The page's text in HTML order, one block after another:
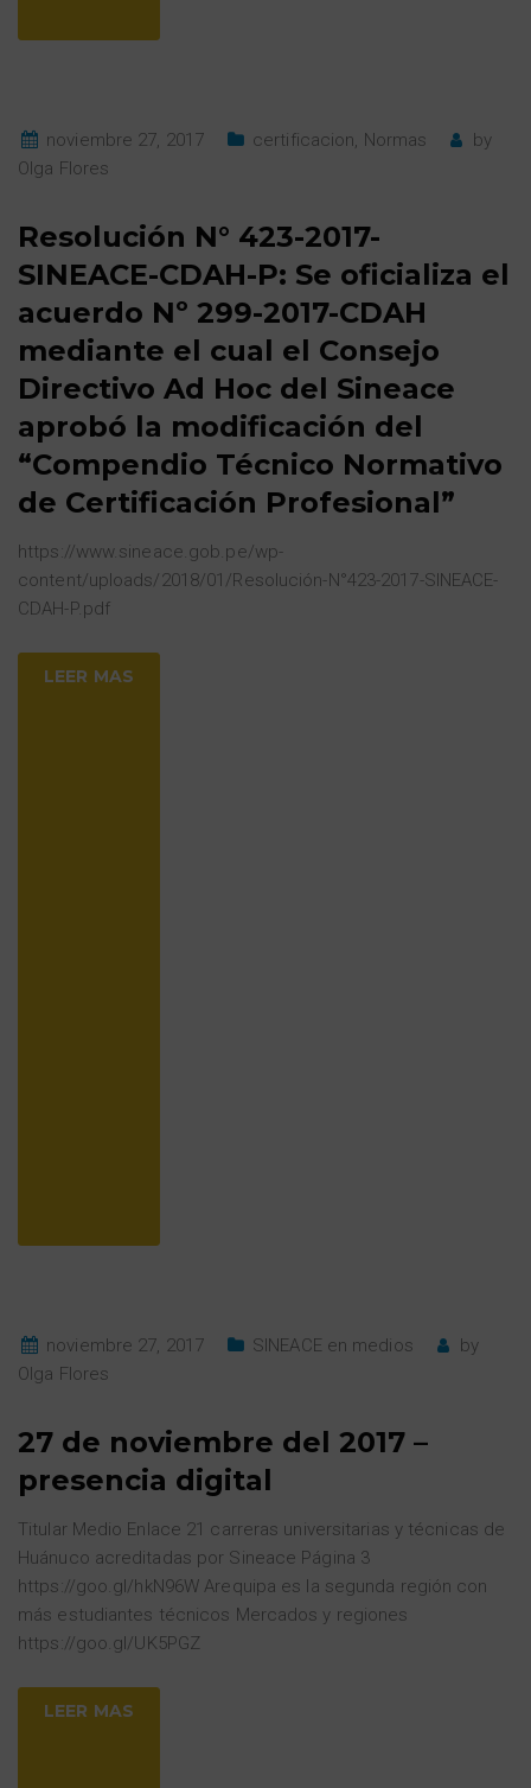
noviembre 27, 2017 certificacion, Normas
by
Olga Flores
Resolución N° 423-2017-
SINEACE-CDAH-P: Se oficializa el
acuerdo Nº 299-2017-CDAH
mediante el cual el Consejo
Directivo Ad Hoc del Sineace
aprobó la modificación del
“Compendio Técnico Normativo
de Certificación Profesional”
https://www.sineace.gob.pe/wp-
content/uploads/2018/01/Resolución-N°423-2017-SINEACE-
CDAH-P.pdf
LEER MAS
noviembre 27, 2017 SINEACE en medios
by
Olga Flores
27 de noviembre del 2017 –
presencia digital
Titular Medio Enlace 21 carreras universitarias y técnicas de
Huánuco acreditadas por Sineace Página 3
https://goo.gl/hkN96W Arequipa es la segunda región con
más estudiantes técnicos Mercados y regiones
https://goo.gl/UK5PGZ
LEER MAS